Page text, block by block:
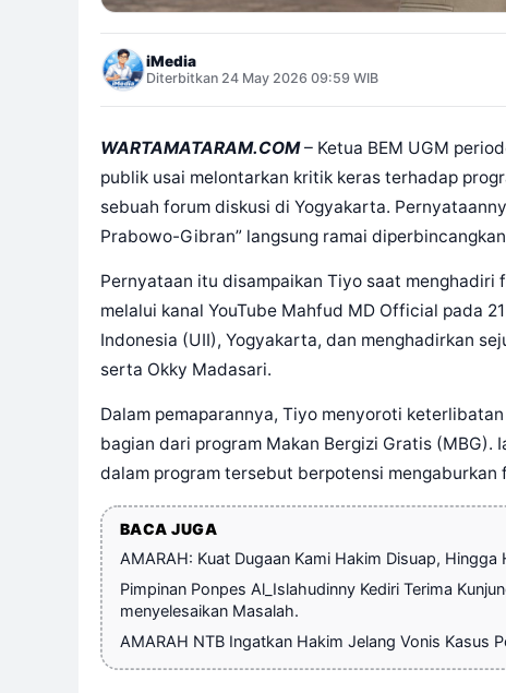
iMedia
Diterbitkan 24 May 2026 09:59 WIB
WARTAMATARAM.COM– Ketua BEM UGM
publik usai melontarkan kritik keras terhadap
sebuah forum diskusi di Yogyakarta.
Prabowo-Gibran” langsung ramai
Pernyataan itu disampaikan Tiyo saat menghadiri
melalui kanal YouTube Mahfud MD Official pada
Indonesia (UII), Yogyakarta, dan menghadirkan
serta Okky Madasari.
Dalam pemaparannya, Tiyo menyoroti
bagian dari program Makan Bergizi Gratis
dalam program tersebut berpotensi mengaburkan
BACA JUGA
AMARAH: Kuat Dugaan Kami Hakim Disuap, Hingga
Pimpinan Ponpes Al_Islahudinny Kediri Terima
menyelesaikan Masalah.
AMARAH NTB Ingatkan Hakim Jelang Vonis Kasus